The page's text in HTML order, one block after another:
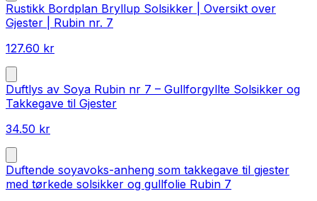
Rustikk Bordplan Bryllup Solsikker | Oversikt over
Gjester | Rubin nr. 7
127.60 kr
Duftlys av Soya Rubin nr 7 – Gullforgyllte Solsikker og
Takkegave til Gjester
34.50 kr
Duftende soyavoks-anheng som takkegave til gjester
med tørkede solsikker og gullfolie Rubin 7